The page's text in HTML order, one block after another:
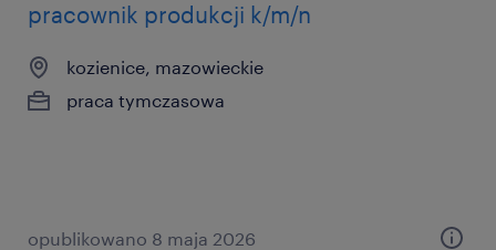
pracownik produkcji k/m/n
kozienice, mazowieckie
praca tymczasowa
opublikowano 8 maja 2026